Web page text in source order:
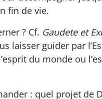
fin de vie.
? Cf. Gaudete et
laisser guider par
du monde ou
: quel projet de